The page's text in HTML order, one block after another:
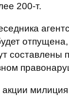
200-т.
составлены